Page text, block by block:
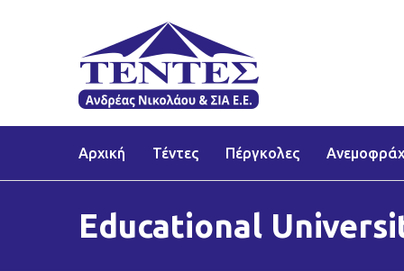
Αρχική Τέντες Πέργκολες
Educational